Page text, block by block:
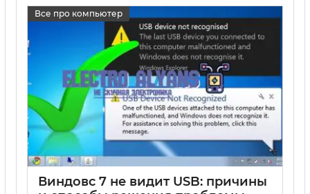
Все про компьютер
Виндовс 7 не видит USB: причины